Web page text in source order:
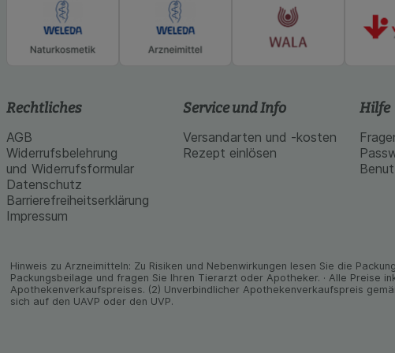
Rechtliches
AGB
Widerrufsbelehrung
und Widerrufsformular
Datenschutz
Barrierefreiheitserklärung
Impressum
Service und Info
Versandarten und -kosten
Rezept einlösen
Hilfe
Hinweis zu Arzneimitteln: Zu Risiken und Neben­wirkungen lesen Sie die
Packungs­beilage und fragen Sie Ihren Tier­arzt oder Apo­theker. · Alle Preise
Apothekenverkaufspreises. (2) Unverbindlicher Apothekenverkaufspreis
sich auf den UAVP oder den UVP.